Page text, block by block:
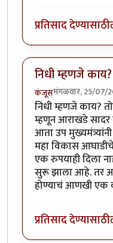
प्रतिसाद देण्यासाठी
निधी म्हणजे
कंजूसमंगळवार, 25/07/
निधी म्हणजे काय?
म्हणून आराखडे
आता उप
महा विकास
एक रुपयाही दिला
सुरू झाला आहे. तर
होण्याचं आणखी एक
प्रतिसाद देण्यासाठी